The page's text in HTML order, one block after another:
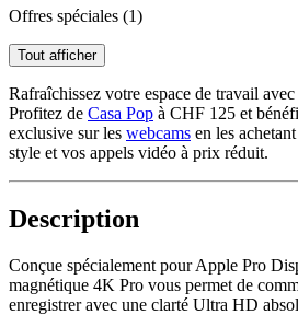
Offres spéciales (1)
Tout afficher
Rafraîchissez votre espace de travail
Profitez de Casa Pop à CHF 125 et
exclusive sur les webcams en les
style et vos appels vidéo à prix réduit.
Description
Conçue spécialement pour Apple Pro
magnétique 4K Pro vous permet de
enregistrer avec une clarté Ultra HD